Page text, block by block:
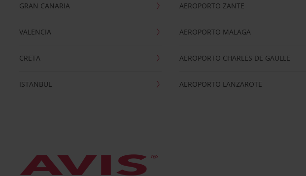
GRAN CANARIA
VALENCIA
CRETA
ISTANBUL
AEROPORTO ZANTE
AEROPORTO MALAGA
AEROPORTO CHARLES DE GAULLE
AEROPORTO LANZAROTE